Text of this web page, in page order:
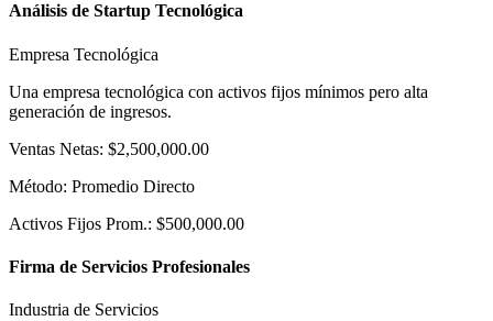
Análisis de Startup Tecnológica
Empresa Tecnológica
Una empresa tecnológica con activos fijos mínimos pero alta
generación de ingresos.
Ventas Netas: $2,500,000.00
Método: Promedio Directo
Activos Fijos Prom.: $500,000.00
Firma de Servicios Profesionales
Industria de Servicios